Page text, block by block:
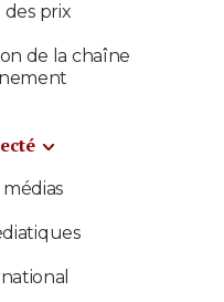
des prix
de la chaîne